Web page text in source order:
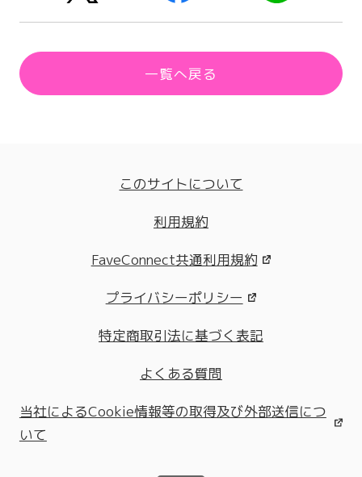
一覧へ戻る
このサイトについて
利用規約
FaveConnect共通利用規約
プライバシーポリシー
特定商取引法に基づく表記
よくある質問
当社によるCookie情報等の取得及び外部送信につ
いて